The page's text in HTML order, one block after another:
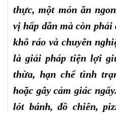
thực, một món ăn
vị hấp dẫn mà còn phải
khô ráo và chuyên
là giải pháp tiện lợi
thừa, hạn chế tình
hoặc gây cảm giác
lót bánh, đồ chiên,